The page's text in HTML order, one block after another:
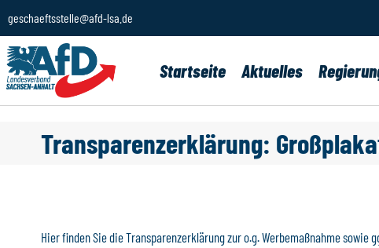
geschaeftsstelle@afd-lsa.de
Startseite Aktuelles
Transparenzerklärung:
Hier finden Sie die Transparenzerklärung zur o.g. Werbemaßnahme